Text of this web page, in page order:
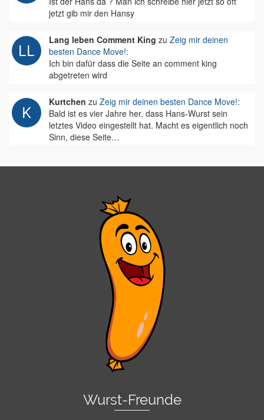
jetzt gib mir den Hansy
Lang leben Comment King zu Zeig mir deinen
besten Dance Move!:
Ich bin dafür dass die Seite an comment king
abgetreten wird
Kurtchen zu Zeig mir deinen besten Dance Move!:
Bald ist es vier Jahre her, dass Hans-Wurst sein
letztes Video eingestellt hat. Macht es eigentlich noch
Sinn, diese Seite…
Wurst-Freunde